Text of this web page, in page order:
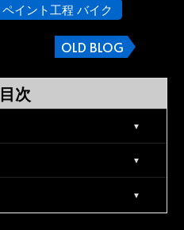
ペイント工程 バイク
OLD BLOG
目次